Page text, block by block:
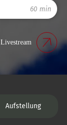
60 min
Livestream
Aufstellung